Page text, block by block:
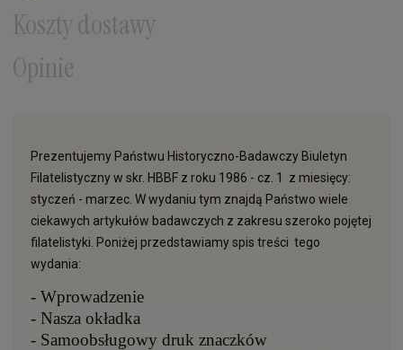
Koszty dostawy
Opinie
Prezentujemy Państwu Historyczno-Badawczy Biuletyn
Filatelistyczny w skr. HBBF z roku 1986 - cz. 1 z miesięcy:
styczeń - marzec. W wydaniu tym znajdą Państwo wiele
ciekawych artykułów badawczych z zakresu szeroko pojętej
filatelistyki. Poniżej przedstawiamy spis treści tego
wydania:
- Wprowadzenie
- Nasza okładka
- Samoobsługowy druk znaczków